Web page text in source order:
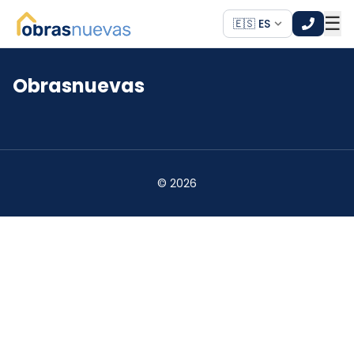
🇪🇸 ES ☰
*
Obrasnuevas
© 2026